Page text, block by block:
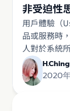
用戶體驗（
品或服務時
人對於系統
Design 經常
等等，有深厚的連結。 今天
產品設計背
非受迫性
2020